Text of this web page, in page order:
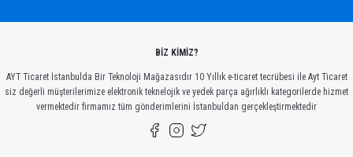
Gönder
BİZ KİMİZ?
AYT Ticaret İstanbulda Bir Teknoloji Mağazasıdır 10 Yıllık e-ticaret tecrübesi ile Ayt Ticaret
siz değerli müşterilerimize elektronik teknelojik ve yedek parça ağırlıklı kategorilerde hizmet
vermektedir firmamız tüm gönderimlerini İstanbuldan gerçekleştirmektedir